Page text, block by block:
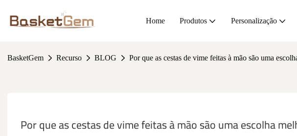
Home Produtos Personalização
BasketGem Recurso BLOG Por que as cestas de vime feitas à mão são uma
Por que as cestas de vime feitas à mão são uma escolha